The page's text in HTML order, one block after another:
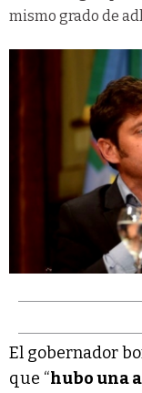
mismo grado de
El gobernador
que “hubo una